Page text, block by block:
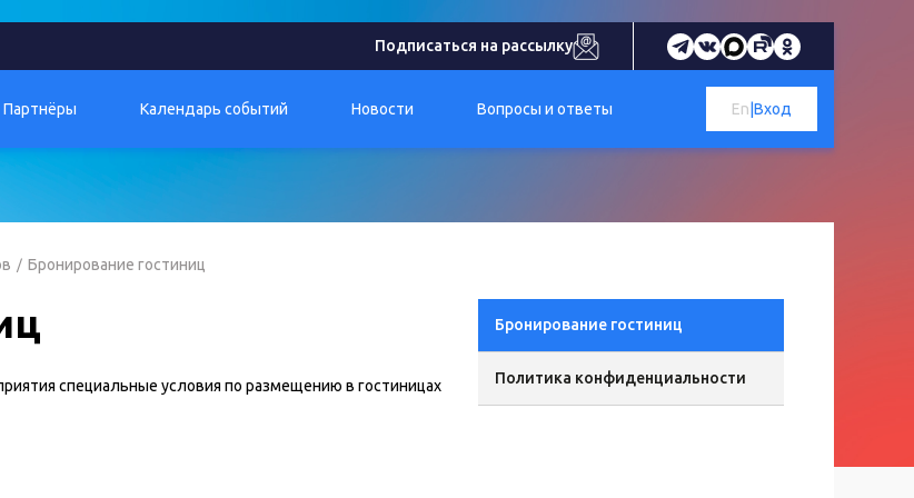
Подписаться на рассылку
Партнёры Календарь событий Новости Вопросы и ответы Вход
En
Бронирование гостиниц
специальные условия по размещению в гостиницах
Бронирование гостиниц
Политика конфиденциальности